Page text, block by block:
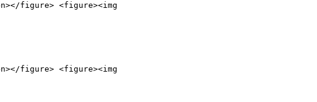
figure> <figure><img
figure> <figure><img